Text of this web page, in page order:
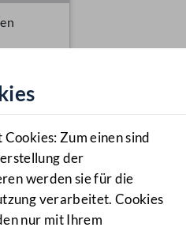
Zum einen sind
der
werden sie für die
verarbeitet. Cookies
nur mit Ihrem